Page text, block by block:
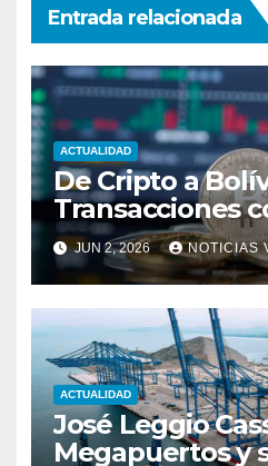
Entrada relacionada
ACTUALIDAD
De Cripto a
Transacciones
Tecnología de
Bancaamigable
JUN 2, 2026 NOTICIAS
ACTUALIDAD
José Leggio
Megapuertos y